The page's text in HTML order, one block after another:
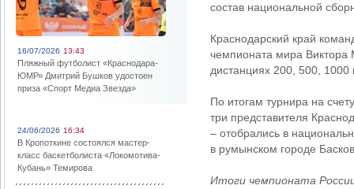
16/07/2026 13:43
Пляжный футболист «Краснодара-
ЮМР» Дмитрий Бушков удостоен
приза «Спорт Медиа Звезда»
24/06/2026 16:34
В Кропоткине состоялся мастер-
класс баскетболиста «Локомотива-
Кубань» Темирова
состав национальной
Краснодарский край
чемпионата мира
дистанциях 200, 500, 1000
По итогам турнира на
три представителя
– отобрались в
в румынском городе
Итоги чемпионата